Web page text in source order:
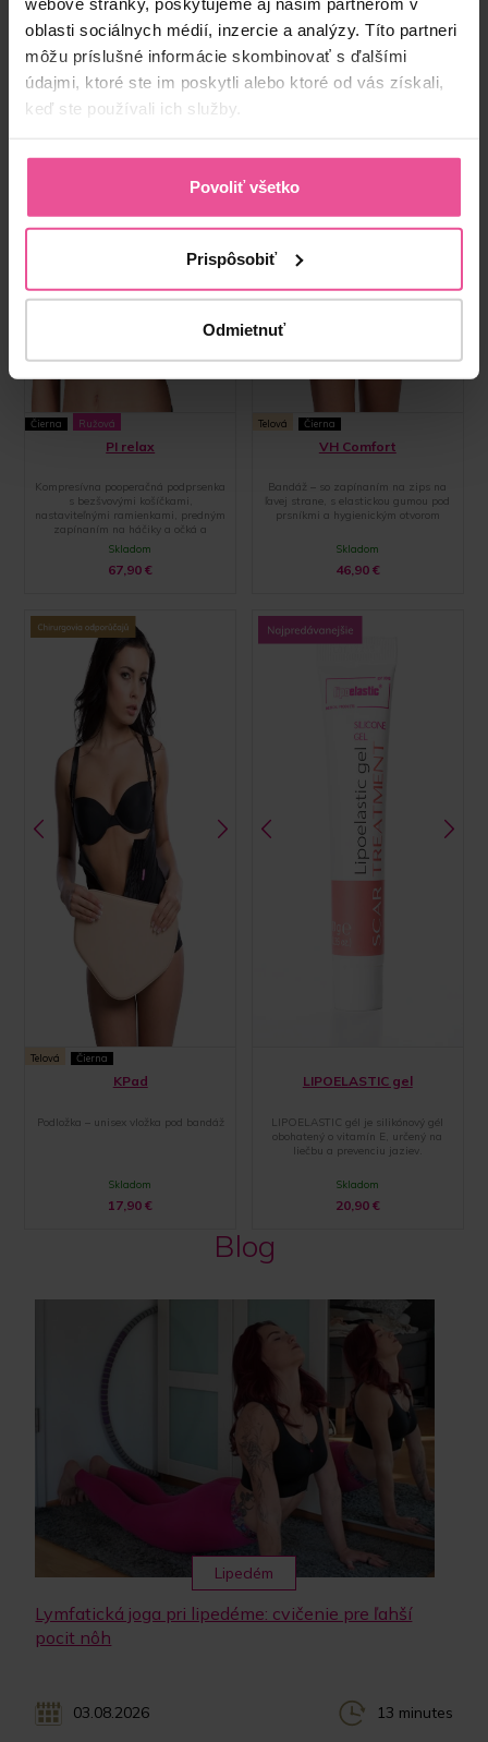
oblasti sociálnych médií, inzercie a analýzy. Títo partneri
môžu príslušné informácie skombinovať s ďalšími
údajmi, ktoré ste im poskytli alebo ktoré od vás získali,
keď ste používali ich služby.
Povoliť všetko
Prispôsobiť
Odmietnuť
Čierna Ružová
PI relax
Kompresívna pooperačná podprsenka
s bezšvovými košíčkami,
nastaviteľnými ramienkami, predným
zapínaním na háčiky a očká a
zakončením pomocou špeciálnej
Skladom
67,90€
Telová Čierna
VH Comfort
Bandáž – so zapínaním na zips na
ľavej strane, s elastickou gumou pod
prsníkmi a hygienickým otvorom
Skladom
46,90 €
Telová Čierna
KPad
Podložka – unisex vložka pod bandáž
Skladom
17,90€
LIPOELASTIC gel
LIPOELASTIC gél je silikónový gél
obohatený o vitamín E, určený na
liečbu a prevenciu jaziev.
Skladom
20,90 €
Blog
Lipedém
Lymfatická joga pri lipedéme: cvičenie pre ľahší
pocit nôh
03.08.2026 13 minutes